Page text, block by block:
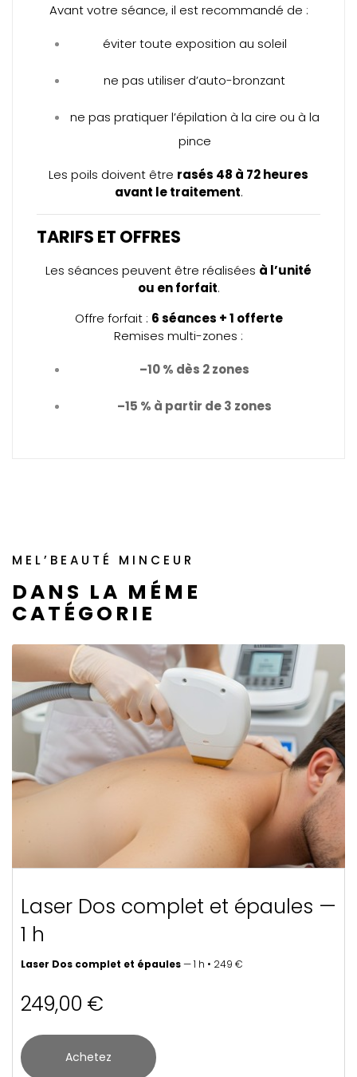
Avant votre séance, il est recommandé de :
éviter toute exposition au soleil
ne pas utiliser d’auto-bronzant
ne pas pratiquer l’épilation à la cire ou à la
pince
Les poils doivent être rasés 48 à 72 heures
avant le traitement.
TARIFS ET OFFRES
Les séances peuvent être réalisées à l’unité
ou en forfait.
Offre forfait : 6 séances + 1 offerte
Remises multi-zones :
–10 % dès 2 zones
–15 % à partir de 3 zones
MEL’BEAUTÉ MINCEUR
DANS LA MÉME
CATÉGORIE
Laser Dos complet et épaules —
1 h
Laser Dos complet et épaules— 1 h • 249 €
249,00 €
Achetez